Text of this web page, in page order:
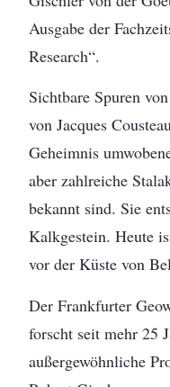
Ausgabe der
Research“.
Sichtbare Spuren
von Jacques
Geheimnis
aber zahlreiche
bekannt sind. Sie
Kalkgestein. Heute
vor der Küste von
Der Frankfurter
forscht seit mehr 25
außergewöhnliche